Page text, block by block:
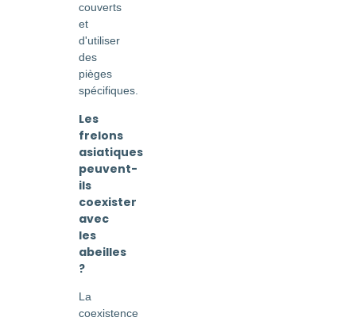
couverts
et
d'utiliser
des
pièges
spécifiques.
Les
frelons
asiatiques
peuvent-
ils
coexister
avec
les
abeilles
?
La
coexistence